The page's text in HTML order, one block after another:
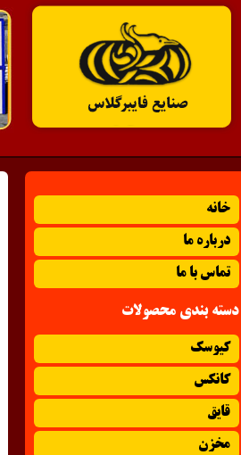
خانه
درباره ما
تماس با ما
دسته بندی محصولات
کیوسک
کانکس
قایق
مخزن